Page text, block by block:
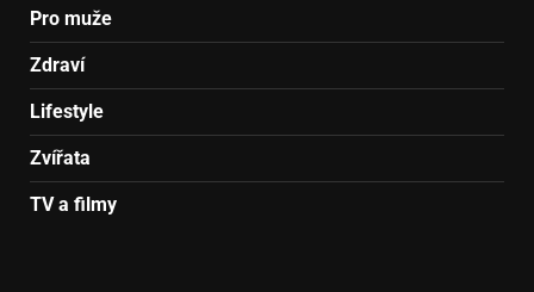
Pro muže
Zdraví
Lifestyle
Zvířata
TV a filmy